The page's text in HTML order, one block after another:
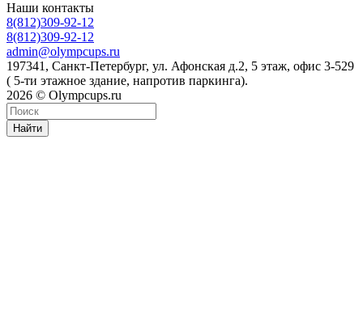
Наши контакты
8(812)309-92-12
8(812)309-92-12
admin@olympcups.ru
197341, Санкт-Петербург, ул. Афонская д.2, 5 этаж, офис 3-529
( 5-ти этажное здание, напротив паркинга).
2026 © Olympcups.ru
Найти